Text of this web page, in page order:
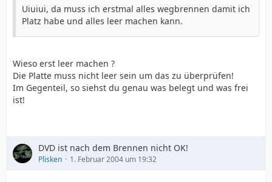
Uiuiui, da muss ich erstmal alles wegbrennen damit ich
Platz habe und alles leer machen kann.
Wieso erst leer machen ?
Die Platte muss nicht leer sein um das zu überprüfen!
Im Gegenteil, so siehst du genau was belegt und was frei
ist!
DVD ist nach dem Brennen nicht OK!
Plisken 1. Februar 2004 um 19:32